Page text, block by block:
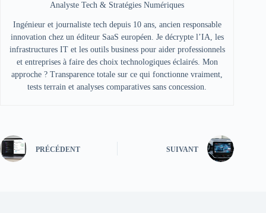
Analyste Tech & Stratégies Numériques
Ingénieur et journaliste tech depuis 10 ans, ancien responsable
innovation chez un éditeur SaaS européen. Je décrypte l’IA, les
infrastructures IT et les outils business pour aider professionnels
et entreprises à faire des choix technologiques éclairés. Mon
approche ? Transparence totale sur ce qui fonctionne vraiment,
tests terrain et analyses comparatives sans concession.
PRÉCÉDENT SUIVANT